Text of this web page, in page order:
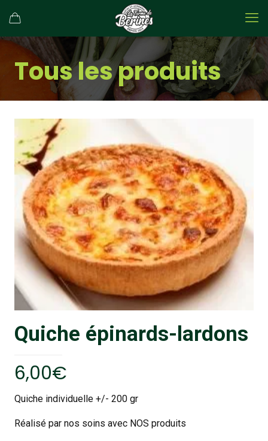
Tous les produits
Quiche épinards-lardons
6,00€
Quiche individuelle +/- 200 gr
Réalisé par nos soins avec NOS produits